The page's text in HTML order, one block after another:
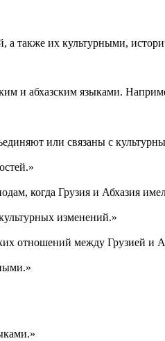
а также их культурными,
и абхазским языками.
или связаны с
когда Грузия и Абхазия
изменений.»
отношений между Грузией и